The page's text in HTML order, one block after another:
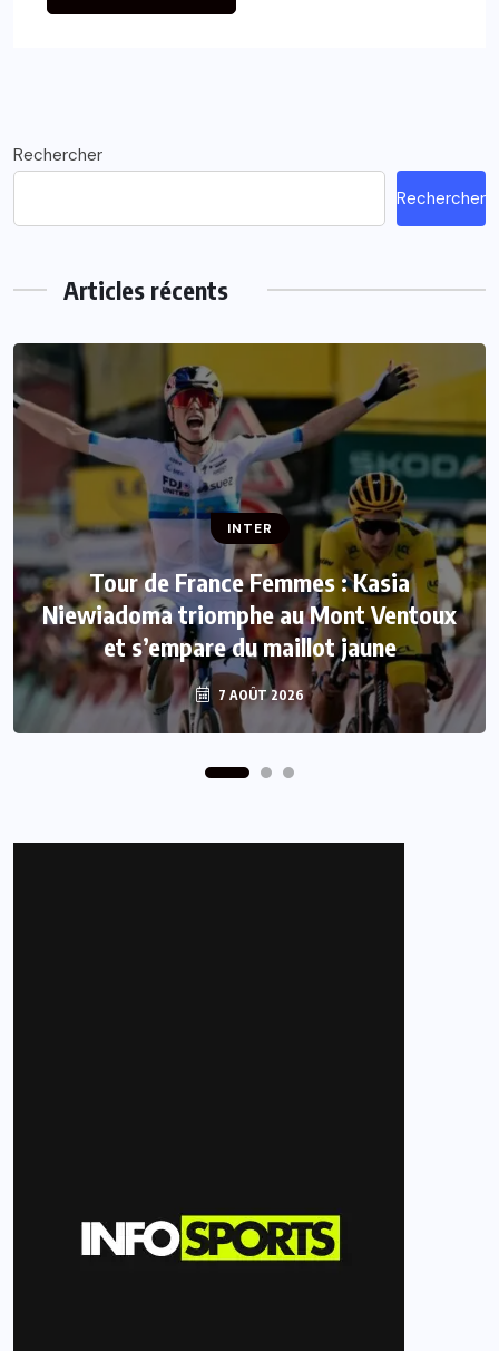
Rechercher
Rechercher
Articles récents
INTER
Tour de France Femmes : Kasia
Niewiadoma triomphe au Mont Ventoux
et s’empare du maillot jaune
7 AOÛT 2026
INTER
Mercato : Le FC Barcelone s’offre Rodri
pour 50 millions d’euros
7 AOÛT 2026